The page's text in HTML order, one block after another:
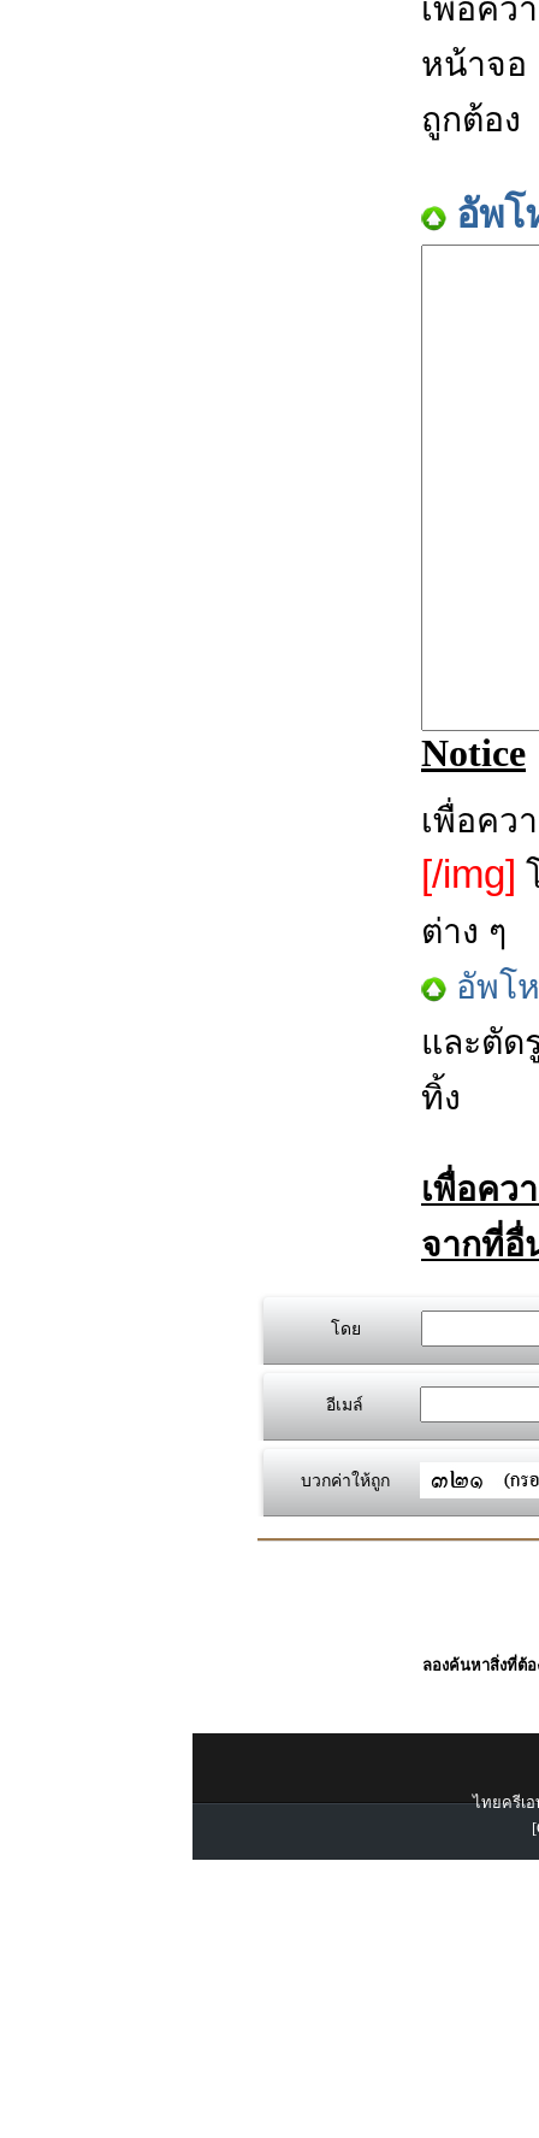
เพื่อคว
หน้าจอ
ถูกต้อง
อัพโ
Notice
เพื่อคว
[/img]
ต่าง ๆ
อัพโ
และตัด
ทิ้ง
เพื่อคว
จากที่อื่
โดย
อีเมล์
บวกค่าให้ถูก
ลองค้นหาสิ่งที่ต้อ
ไทยครีเอ
[